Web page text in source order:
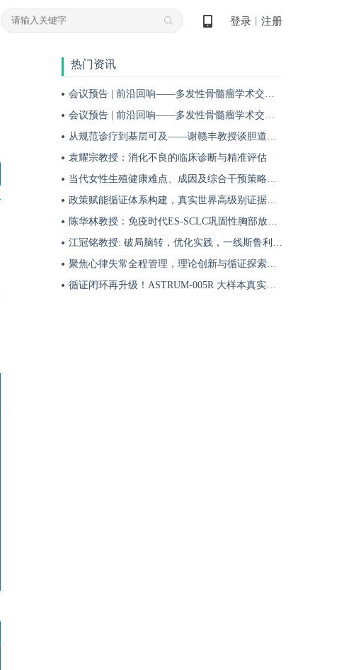
登录 注册
热门资讯
会议预告 | 前沿回响——多发性骨髓瘤学术交流会第十九期即将启幕！
会议预告 | 前沿回响——多发性骨髓瘤学术交流会第十八期即将启幕！
从规范诊疗到基层可及——谢赣丰教授谈胆道肿瘤防治的本土化实践之路
袁耀宗教授：消化不良的临床诊断与精准评估
当代女性生殖健康难点、成因及综合干预策略——魏晗
政策赋能循证体系构建，真实世界高级别证据夯实斯鲁利单抗一线治疗广泛期小细胞肺癌临床地位
陈华林教授：免疫时代ES-SCLC巩固性胸部放疗再添真实世界循证依据——cTRT可独立改善患者生存获益
江冠铭教授: 破局脑转，优化实践，一线斯鲁利单抗联合化疗为小细胞肺癌脑转移患者带来颅内与全身双重获益
聚焦心律失常全程管理，理论创新与循证探索共筑诊疗新格局
循证闭环再升级！ASTRUM-005R 大样本真实世界研究，解锁斯鲁利单抗 ES-SCLC 全程管理新方案